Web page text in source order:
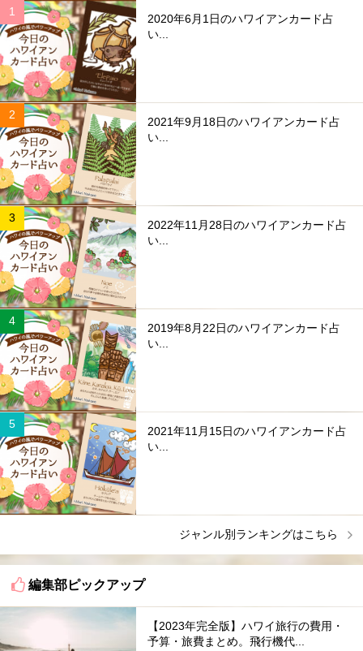
2020年6月1日のハワイアンカード占
い...
2021年9月18日のハワイアンカード占
い...
2022年11月28日のハワイアンカード占
い...
2019年8月22日のハワイアンカード占
い...
2021年11月15日のハワイアンカード占
い...
ジャンル別ランキングはこちら
編集部ピックアップ
【2023年完全版】ハワイ旅行の費用・
予算・旅費まとめ。飛行機代...